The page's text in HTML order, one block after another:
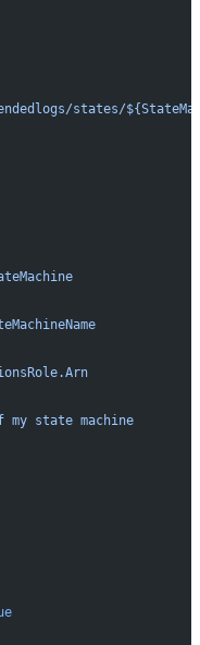
states/
state machine